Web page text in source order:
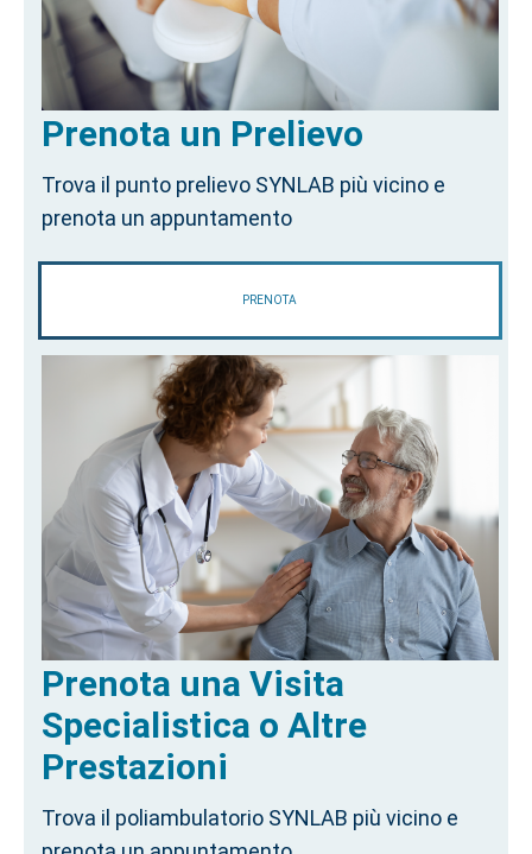
Prenota un Prelievo
Trova il punto prelievo SYNLAB più vicino e
prenota un appuntamento
PRENOTA
Prenota una Visita
Specialistica o Altre
Prestazioni
Trova il poliambulatorio SYNLAB più vicino e